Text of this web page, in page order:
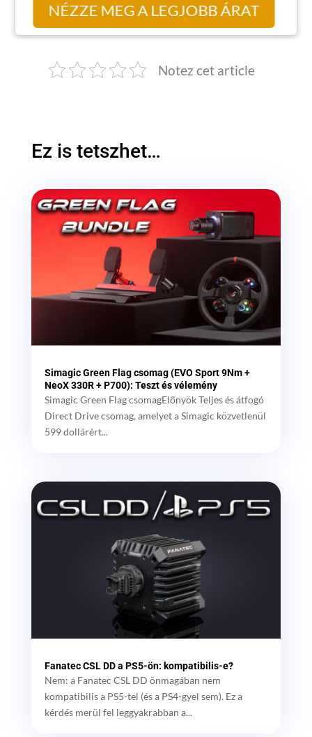
NÉZZE MEG A LEGJOBB ÁRAT
Notez cet article
Ez is tetszhet…
Simagic Green Flag csomag (EVO Sport 9Nm +
NeoX 330R + P700): Teszt és vélemény
Simagic Green Flag csomagElőnyök Teljes és átfogó
Direct Drive csomag, amelyet a Simagic közvetlenül
599 dollárért...
Fanatec CSL DD a PS5-ön: kompatibilis-e?
Nem: a Fanatec CSL DD önmagában nem
kompatibilis a PS5-tel (és a PS4-gyel sem). Ez a
kérdés merül fel leggyakrabban a...